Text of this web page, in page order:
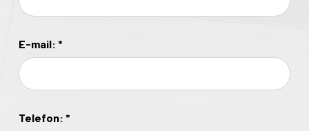
E-mail: *
Telefon: *